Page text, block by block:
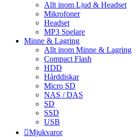
Allt inom Ljud & Headset
Mikrofoner
Headset
MP3 Spelare
Minne & Lagring
Allt inom Minne & Lagring
Compact Flash
HDD
Hårddiskar
Micro SD
NAS / DAS
SD
SSD
USB
Mjukvaror